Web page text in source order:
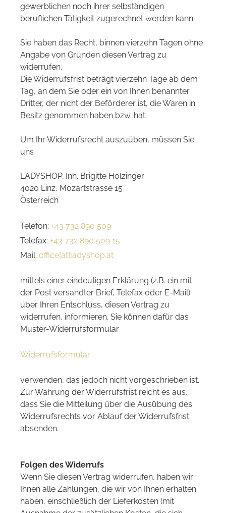
gewerblichen noch ihrer selbständigen
beruflichen Tätigkeit zugerechnet werden kann.
Sie haben das Recht, binnen vierzehn Tagen ohne
Angabe von Gründen diesen Vertrag zu
widerrufen.
Die Widerrufsfrist beträgt vierzehn Tage ab dem
Tag, an dem Sie oder ein von Ihnen benannter
Dritter, der nicht der Beförderer ist, die Waren in
Besitz genommen haben bzw. hat;
Um Ihr Widerrufsrecht auszuüben, müssen Sie
uns
LADYSHOP. Inh. Brigitte Holzinger
4020 Linz, Mozartstrasse 15
Österreich
Telefon: +43 732 890 509
Telefax: +43 732 890 509 15
Mail: office[at]ladyshop.at
mittels einer eindeutigen Erklärung (z.B. ein mit
der Post versandter Brief, Telefax oder E-Mail)
über Ihren Entschluss, diesen Vertrag zu
widerrufen, informieren. Sie können dafür das
Muster-Widerrufsformular
Widerrufsformular
verwenden, das jedoch nicht vorgeschrieben ist.
Zur Wahrung der Widerrufsfrist reicht es aus,
dass Sie die Mitteilung über die Ausübung des
Widerrufsrechts vor Ablauf der Widerrufsfrist
absenden.
Folgen des Widerrufs
Wenn Sie diesen Vertrag widerrufen, haben wir
Ihnen alle Zahlungen, die wir von Ihnen erhalten
haben, einschließlich der Lieferkosten (mit